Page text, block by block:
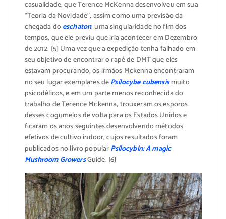
casualidade, que Terence McKenna desenvolveu em sua
“Teoria da Novidade”, assim como uma previsão da
chegada doeschaton: uma singularidade no fim dos
tempos, que ele previu que iria acontecer em Dezembro
de 2012. [5] Uma vez que a expedição tenha falhado em
seu objetivo de encontrar o rapé de DMT que eles
estavam procurando, os irmãos Mckenna encontraram
no seu lugar exemplares dePsilocybe cubensismuito
psicodélicos, e em um parte menos reconhecida do
trabalho de Terence Mckenna, trouxeram os esporos
desses cogumelos de volta para os Estados Unidos e
ficaram os anos seguintes desenvolvendo métodos
efetivos de cultivo indoor, cujos resultados foram
publicados no livro popularPsilocybin: A magic
Mushroom GrowersGuide. [6]